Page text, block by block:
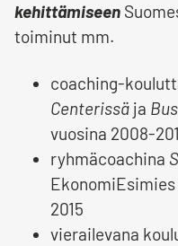
kehittämiseen
toiminut mm.
coaching-
Centerissä ja
vuosina 2008-
ryhmäcoachina
EkonomiEsimies
2015
vierailevana